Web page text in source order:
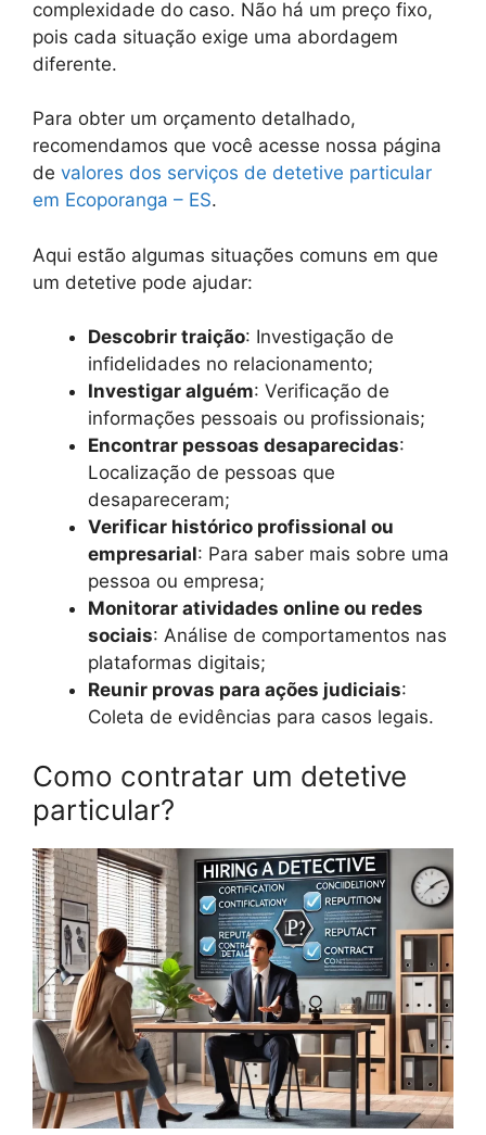
complexidade do caso. Não há um preço fixo,
pois cada situação exige uma abordagem
diferente.
Para obter um orçamento detalhado,
recomendamos que você acesse nossa página
de valores dos serviços de detetive particular
em Ecoporanga – ES.
Aqui estão algumas situações comuns em que
um detetive pode ajudar:
Descobrir traição: Investigação de
infidelidades no relacionamento;
Investigar alguém: Verificação de
informações pessoais ou profissionais;
Encontrar pessoas desaparecidas:
Localização de pessoas que
desapareceram;
Verificar histórico profissional ou
empresarial: Para saber mais sobre uma
pessoa ou empresa;
Monitorar atividades online ou redes
sociais: Análise de comportamentos nas
plataformas digitais;
Reunir provas para ações judiciais:
Coleta de evidências para casos legais.
Como contratar um detetive
particular?